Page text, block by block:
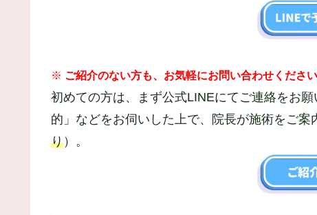
※ ご紹介のない方も、お気軽にお問い合わせください
初めての方は、まず公式LINEにてご連絡をお
的」などをお伺いした上で、院長が施術をご案
り）。